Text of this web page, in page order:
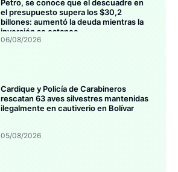
Petro, se conoce que el descuadre en
el presupuesto supera los $30,2
billones: aumentó la deuda mientras la
inversión se estanca
06/08/2026
Cardique y Policía de Carabineros
rescatan 63 aves silvestres mantenidas
ilegalmente en cautiverio en Bolívar
05/08/2026